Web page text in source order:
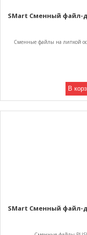
SMart Сменный файл-
Сменные файлы на липкой
В
SMart Сменный файл-